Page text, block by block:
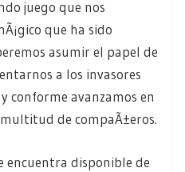
juego que nos
que ha sido
asumir el papel de
a los invasores
conforme avanzamos en
de compaÃ±eros.
encuentra disponible de